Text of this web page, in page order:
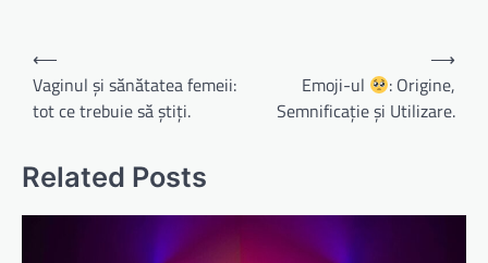
Navigare
în
articole
⟵
Vaginul și sănătatea femeii:
tot ce trebuie să știți.
Emoji-ul
: Origine,
Semnificație și Utilizare.
⟶
Related Posts